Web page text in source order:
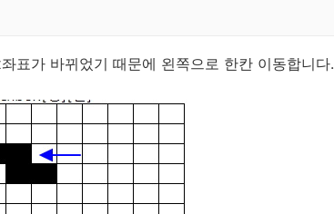
표가 바뀌었기 때문에 왼쪽으로 한칸 이동합니다.